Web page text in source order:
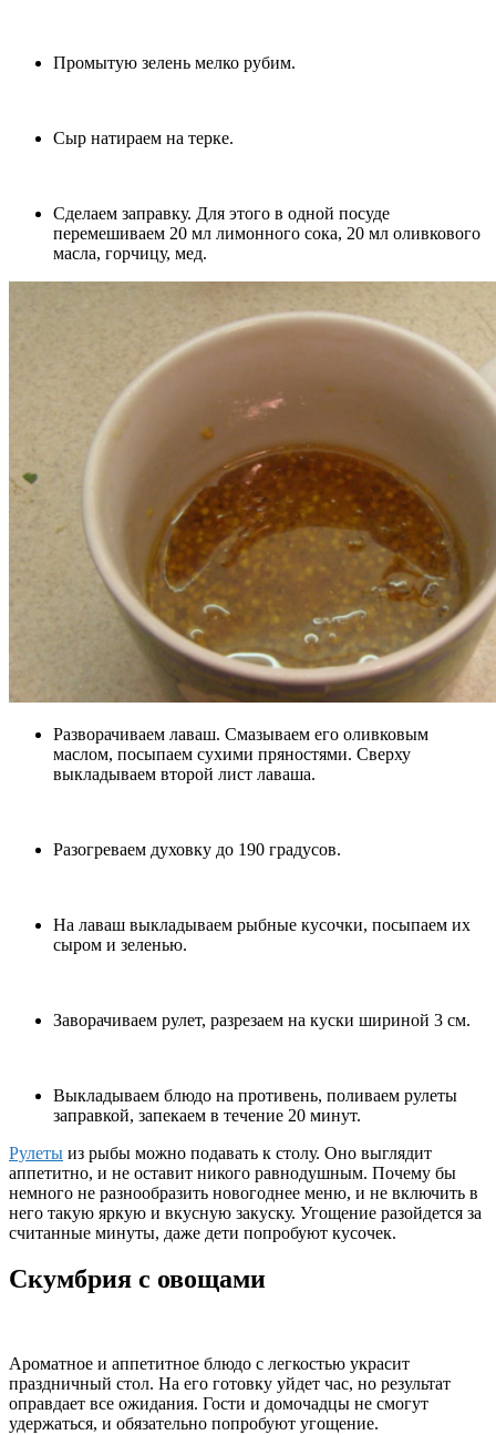
Промытую зелень мелко рубим.
Сыр натираем на терке.
Сделаем заправку. Для этого в одной посуде
перемешиваем 20 мл лимонного сока, 20 мл оливкового
масла, горчицу, мед.
Разворачиваем лаваш. Смазываем его оливковым
маслом, посыпаем сухими пряностями. Сверху
выкладываем второй лист лаваша.
Разогреваем духовку до 190 градусов.
На лаваш выкладываем рыбные кусочки, посыпаем их
сыром и зеленью.
Заворачиваем рулет, разрезаем на куски шириной 3 см.
Выкладываем блюдо на противень, поливаем рулеты
заправкой, запекаем в течение 20 минут.
Рулеты из рыбы можно подавать к столу. Оно выглядит
аппетитно, и не оставит никого равнодушным. Почему бы
немного не разнообразить новогоднее меню, и не включить в
него такую яркую и вкусную закуску. Угощение разойдется за
считанные минуты, даже дети попробуют кусочек.
Скумбрия с овощами
Ароматное и аппетитное блюдо с легкостью украсит
праздничный стол. На его готовку уйдет час, но результат
оправдает все ожидания. Гости и домочадцы не смогут
удержаться, и обязательно попробуют угощение.